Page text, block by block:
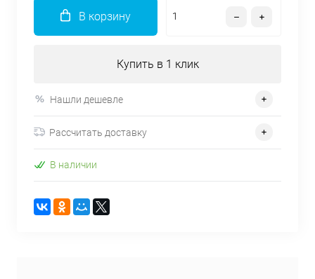
В корзину
Купить в 1 клик
Нашли дешевле
Рассчитать доставку
В наличии